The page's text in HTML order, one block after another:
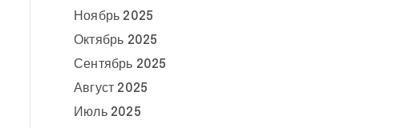
Ноябрь 2025
Октябрь 2025
Сентябрь 2025
Август 2025
Июль 2025